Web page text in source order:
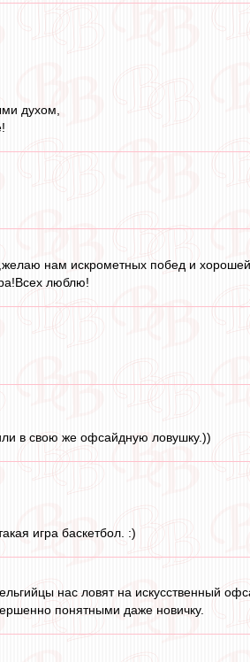
духом,
нам искрометных побед и
люблю!
в свою же офсайдную ловушку.))
игра баскетбол. :)
нас ловят на искусственный
понятными даже новичку.